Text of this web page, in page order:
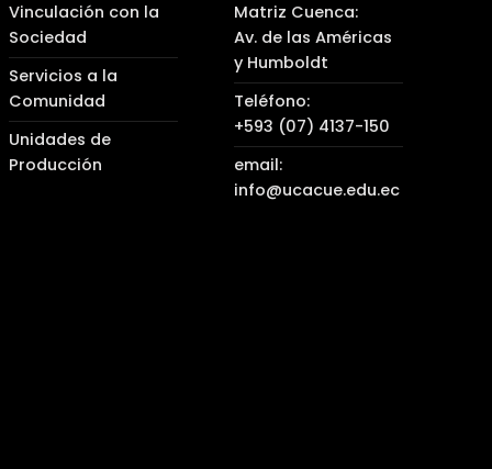
Vinculación con la
Sociedad
Servicios a la
Comunidad
Unidades de
Producción
Matriz Cuenca:
Av. de las Américas
y Humboldt
Teléfono:
+593 (07) 4137-150
email:
info@ucacue.edu.ec